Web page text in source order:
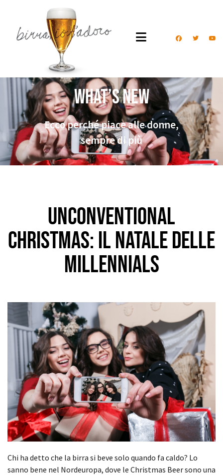
What’s New
Ecco perché piace alle donne,
sempre di più
Unconventional
Christmas: il Natale delle
Millennials
Chi ha detto che la birra si beve solo quando fa caldo? Lo
sanno bene nel Nordeuropa, dove le Christmas Beer sono una